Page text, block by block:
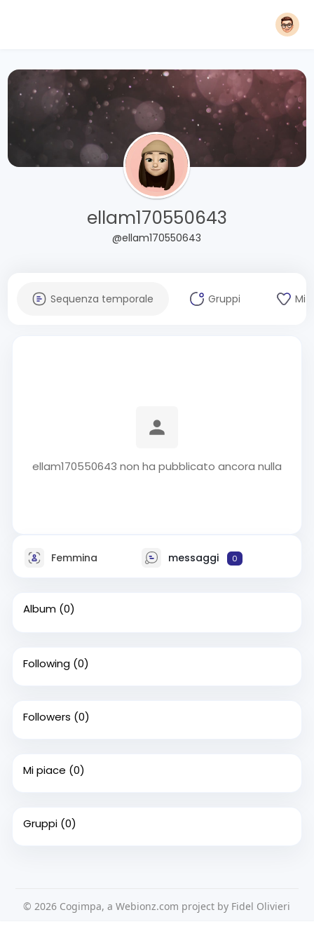
ellam170550643
@ellam170550643
Sequenza temporale Gruppi Mi
ellam170550643 non ha pubblicato ancora nulla
Femmina messaggi 0
Album (0)
Following (0)
Followers (0)
Mi piace (0)
Gruppi (0)
© 2026 Cogimpa, a Webionz.com project by Fidel Olivieri